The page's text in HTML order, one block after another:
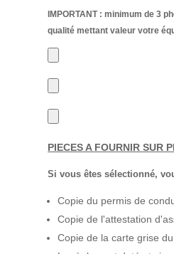
IMPORTANT : minimum de 3
qualité mettant valeur votre
PIECES A FOURNIR SUR
Si vous êtes sélectionné,
Copie du permis de
Copie de l'attestation
Copie de la carte grise